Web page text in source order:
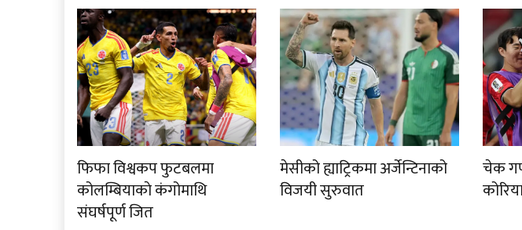
फिफा विश्वकप फुटबलमा
कोलम्बियाकाे कंगोमाथि
संघर्षपूर्ण जित
मेसीको ह्याट्रिकमा अर्जेन्टिनाको
विजयी सुरुवात
चेक